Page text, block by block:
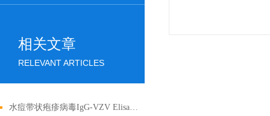
相关文章
RELEVANT ARTICLES
水痘带状疱疹病毒IgG-VZV Elisa检测试剂盒应用全解析